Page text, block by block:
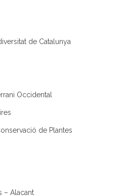
de Catalunya
Occidental
de Plantes
– Alacant